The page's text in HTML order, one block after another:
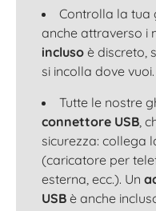
Controlla la tua
anche attraverso i
incluso è discreto,
si incolla dove vuoi.
Tutte le nostre
connettore USB,
sicurezza: collega
(caricatore per
esterna, ecc.). Un
USB è anche